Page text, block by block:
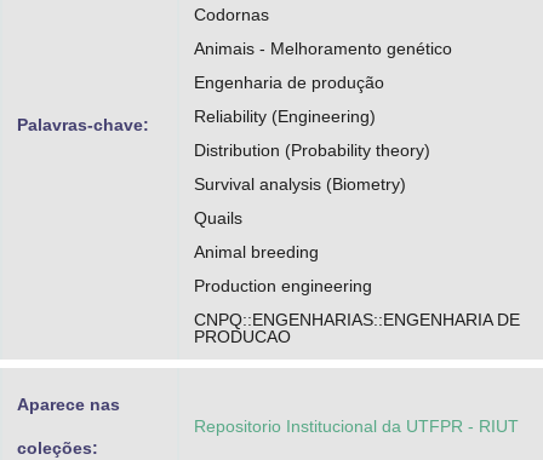
Palavras-chave:
Codornas
Animais - Melhoramento genético
Engenharia de produção
Reliability (Engineering)
Distribution (Probability theory)
Survival analysis (Biometry)
Quails
Animal breeding
Production engineering
CNPQ::ENGENHARIAS::ENGENHARIA DE
PRODUCAO
Aparece nas
coleções:
Repositorio Institucional da UTFPR - RIUT